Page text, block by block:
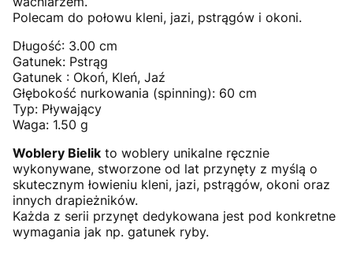
Polecam do połowu kleni, jazi, pstrągów i okoni.
Długość: 3.00 cm
Gatunek: Pstrąg
Gatunek : Okoń, Kleń, Jaź
Głębokość nurkowania (spinning): 60 cm
Typ: Pływający
Waga: 1.50 g
Woblery Bielik to woblery unikalne ręcznie
wykonywane, stworzone od lat przynęty z myślą o
skutecznym łowieniu kleni, jazi, pstrągów, okoni oraz
innych drapieżników.
Każda z serii przynęt dedykowana jest pod konkretne
wymagania jak np. gatunek ryby.